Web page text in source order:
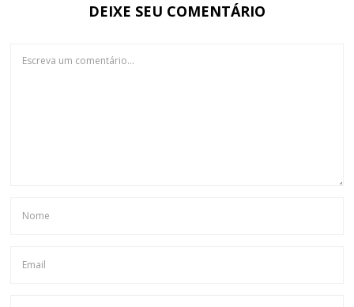
DEIXE SEU COMENTÁRIO